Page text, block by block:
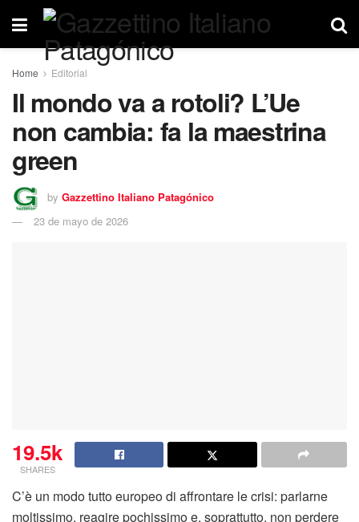
Home Editorial
Il mondo va a rotoli? L’Ue
non cambia: fa la maestrina
green
by Gazzettino Italiano Patagónico
23 de mayo de 2026
19.5k
SHARES
C’è un modo tutto europeo di affrontare le crisi: parlarne
moltissimo, reagire pochissimo e, soprattutto, non perdere